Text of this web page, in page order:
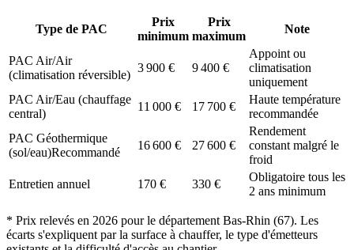
Type de PAC
Prix
minimum
Prix
maximum
Note
PAC Air/Air
(climatisation réversible)
3 900 € 9 400 €
Appoint ou
climatisation
uniquement
PAC Air/Eau (chauffage
central)
11 000 € 17 700 €
Haute température
recommandée
PAC Géothermique
(sol/eau)Recommandé
16 600 € 27 600 €
Rendement
constant malgré le
froid
Entretien annuel
170 € 330 €
Obligatoire tous les
2 ans minimum
* Prix relevés en 2026 pour le département Bas-Rhin (67). Les
écarts s'expliquent par la surface à chauffer, le type d'émetteurs